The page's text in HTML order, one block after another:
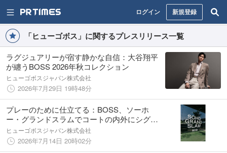
ログイン 新規登録
「ヒューゴボス」に関するプレスリリース一覧
ラグジュアリーが宿す静かな自信：大谷翔平
が纏うBOSS 2026年秋コレクション
ヒューゴボスジャパン株式会社
2026年7月29日 19時48分
プレーのために仕立てる：BOSS、ソーホ
ー・グランドスラムでコートの内外にシグネ
チャースタイルを披露
ヒューゴボスジャパン株式会社
2026年7月14日 20時02分